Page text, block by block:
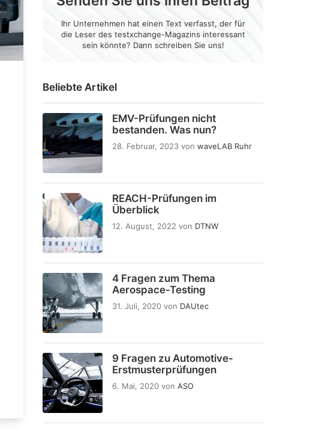
Beliebte Artikel
EMV-Prüfungen nicht
bestanden. Was nun?
28. Februar, 2023 von waveLAB Ruhr
REACH-Prüfungen im
Überblick
12. August, 2022 von DTNW
4 Fragen zum Thema
Aerospace-Testing
31. Juli, 2020 von DAUtec
9 Fragen zu Automotive-
Erstmusterprüfungen
6. Mai, 2020 von ASO
Ihr Unternehmen hat einen Text verfasst, der für
die Leser des testxchange-Magazins interessant
sein könnte? Dann schreiben Sie uns!